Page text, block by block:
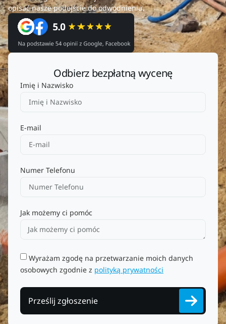
opisać nasze podejście do odwodnienia.
Odbierz bezpłatną wycenę
Imię i Nazwisko
E-mail
Numer Telefonu
Jak możemy ci pomóc
Wyrażam zgodę na przetwarzanie moich danych
osobowych zgodnie z polityką prywatności
Prześlij zgłoszenie